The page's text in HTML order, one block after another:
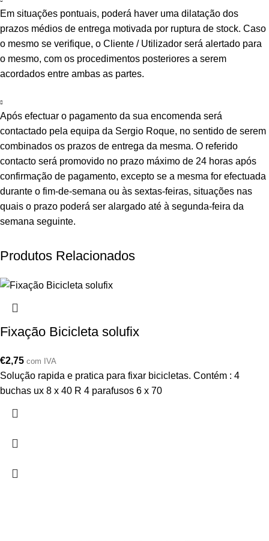
Em situações pontuais, poderá haver uma dilatação dos
prazos médios de entrega motivada por ruptura de stock. Caso
o mesmo se verifique, o Cliente / Utilizador será alertado para
o mesmo, com os procedimentos posteriores a serem
acordados entre ambas as partes.
Após efectuar o pagamento da sua encomenda será
contactado pela equipa da Sergio Roque, no sentido de serem
combinados os prazos de entrega da mesma. O referido
contacto será promovido no prazo máximo de 24 horas após
confirmação de pagamento, excepto se a mesma for efectuada
durante o fim-de-semana ou às sextas-feiras, situações nas
quais o prazo poderá ser alargado até à segunda-feira da
semana seguinte.
Produtos Relacionados
Fixação Bicicleta solufix
€2,75 com IVA
Solução rapida e pratica para fixar bicicletas. Contém : 4
buchas ux 8 x 40 R 4 parafusos 6 x 70